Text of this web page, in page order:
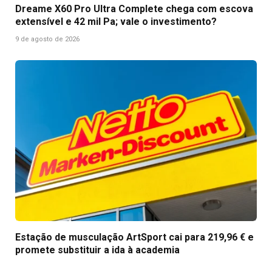
Dreame X60 Pro Ultra Complete chega com escova
extensível e 42 mil Pa; vale o investimento?
9 de agosto de 2026
Estação de musculação ArtSport cai para 219,96 € e
promete substituir a ida à academia